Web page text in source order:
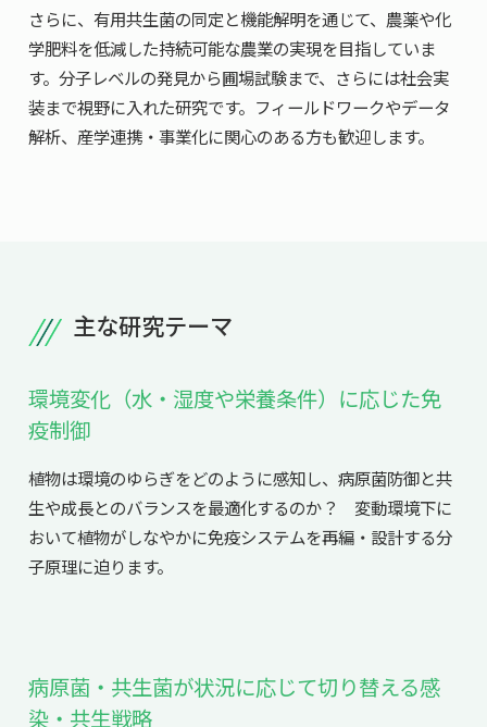
さらに、有用共生菌の同定と機能解明を通じて、農薬や化
学肥料を低減した持続可能な農業の実現を目指していま
す。分子レベルの発見から圃場試験まで、さらには社会実
装まで視野に入れた研究です。フィールドワークやデータ
解析、産学連携・事業化に関心のある方も歓迎します。
主な研究テーマ
環境変化（水・湿度や栄養条件）に応じた免
疫制御
植物は環境のゆらぎをどのように感知し、病原菌防御と共
生や成長とのバランスを最適化するのか？ 変動環境下に
おいて植物がしなやかに免疫システムを再編・設計する分
子原理に迫ります。
病原菌・共生菌が状況に応じて切り替える感
染・共生戦略